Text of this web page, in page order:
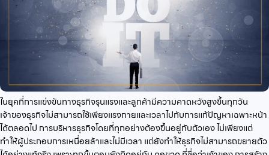
ในยุคที่การแข่งขันทางธุรกิจรุนแรงและลูกค้ามีความคาดหวังสูงขึ้นทุกวัน
เจ้าของธุรกิจไม่สามารถใช้เพียงแรงกายและเวลาไปกับการแก้ปัญหาเฉพาะหน้า
ได้ตลอดไป การบริหารธุรกิจโดยที่ทุกอย่างต้องขึ้นอยู่กับตัวเอง ไม่เพียงแต่
ทำให้ผู้ประกอบการเหนื่อยล้าและไม่มีเวลา แต่ยังทำให้ธุรกิจไม่สามารถขยายตัว